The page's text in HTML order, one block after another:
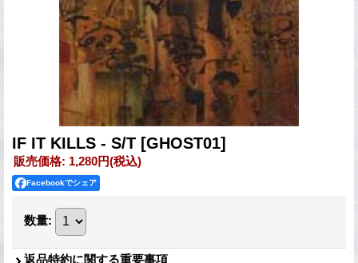
IF IT KILLS - S/T [GHOST01]
販売価格: 1,280円(税込)
Facebookでシェア
数量:
返品特約に関する重要事項